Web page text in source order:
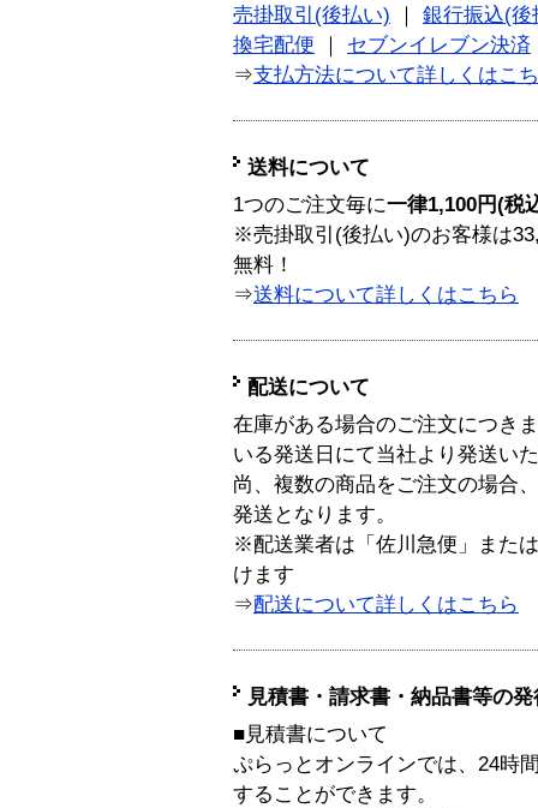
売掛取引(後払い)
銀行振込(後
換宅配便
セブンイレブン決済
⇒支払方法について詳しくはこ
送料について
1つのご注文毎に一律1,100円(税
※売掛取引(後払い)のお客様は
無料！
⇒送料について詳しくはこちら
配送について
在庫がある場合のご注文につき
いる発送日にて当社より発送い
尚、複数の商品をご注文の場合
発送となります。
※配送業者は「佐川急便」また
けます
⇒配送について詳しくはこちら
見積書・請求書・納品書等の
■見積書について
ぷらっとオンラインでは、24時
することができます。